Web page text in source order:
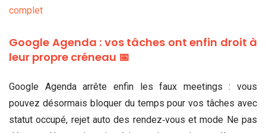
complet
Google Agenda : vos tâches ont enfin droit à
leur propre créneau 📅
Google Agenda arrête enfin les faux meetings : vous
pouvez désormais bloquer du temps pour vos tâches avec
statut occupé, rejet auto des rendez‑vous et mode Ne pas